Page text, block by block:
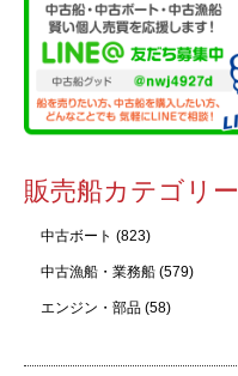
販売船カテゴリー
中古ボート (823)
中古漁船・業務船 (579)
エンジン・部品 (58)